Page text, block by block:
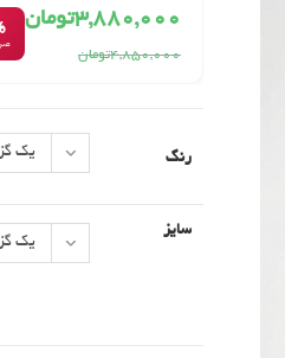
۳,۸۸۰,۰۰۰تومان
۴,۸۵۰,۰۰۰تومان
رنگ یک
سایز
یک